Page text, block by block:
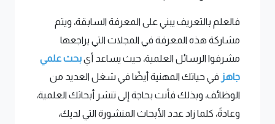
فالعلم بالتعريف يبني على المعرفة السابقة، ويتم
مشاركة هذه المعرفة في المجلات التي يراجعها
مشرفوا الرسائل العلمية، حيث يساعد أيبحث علمي
جاهز في حياتك المهنية أيضًا في شغل العديد من
الوظائف، وبذلك فأنت بحاجة إلى تنشر أبحاثك العلمية،
وعادةً، كلما زاد عدد الأبحاث المنشورة التي لديك،